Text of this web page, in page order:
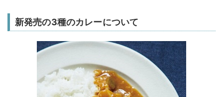
新発売の3種のカレーについて